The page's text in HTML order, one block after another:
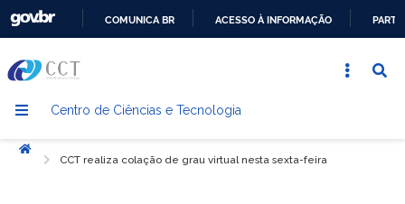
CONTEÚDO
COMUNICA BR ACESSO À INFORMAÇÃO
Centro de Ciências e Tecnologia
Início
CCT realiza colação de grau virtual nesta sexta-feira